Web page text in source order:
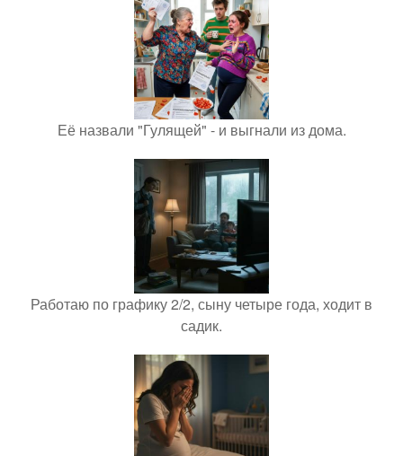
Её назвали "Гулящей" - и выгнали из дома.
Работаю по графику 2/2, сыну четыре года, ходит в
садик.